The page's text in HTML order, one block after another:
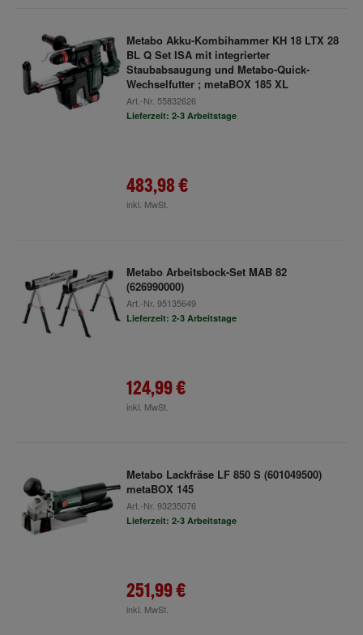
Metabo Akku-Kombihammer KH 18 LTX 28
BL Q Set ISA mit integrierter
Staubabsaugung und Metabo-Quick-
Wechselfutter ; metaBOX 185 XL
Art.-Nr. 55832626
Lieferzeit: 2-3 Arbeitstage
483,98 €
inkl. MwSt.
Metabo Arbeitsbock-Set MAB 82
(626990000)
Art.-Nr. 95135649
Lieferzeit: 2-3 Arbeitstage
124,99 €
inkl. MwSt.
Metabo Lackfräse LF 850 S (601049500)
metaBOX 145
Art.-Nr. 93235076
Lieferzeit: 2-3 Arbeitstage
251,99 €
inkl. MwSt.